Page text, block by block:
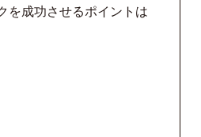
を成功させるポイントは